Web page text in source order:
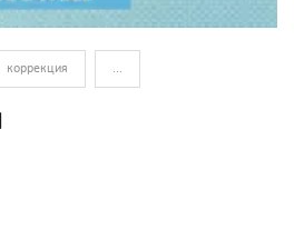
коррекция ...